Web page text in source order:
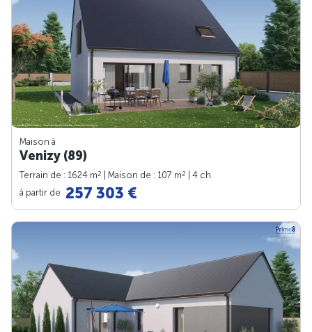
Maison à
Venizy (89)
Terrain de : 1624 m2 | Maison de : 107 m2
| 4 ch.
à partir de 257 303 €